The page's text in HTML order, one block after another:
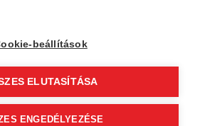
beállítások
ELUTASÍTÁSA
ENGEDÉLYEZÉSE
Ochrana osobných údajov
kódex Kontakt
(Predplatný zákazník) VOP (Hostia)